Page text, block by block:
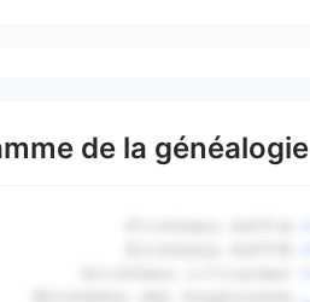
de la généalogie